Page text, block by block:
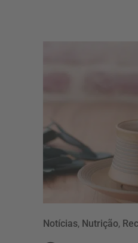
Notícias, Nutrição,